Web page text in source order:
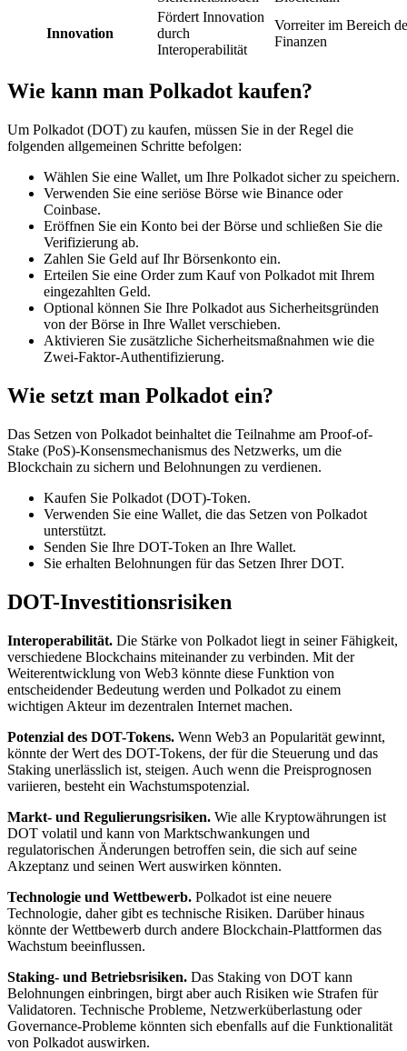
Innovation
Fördert Innovation
durch
Interoperabilität
Vorreiter im Bereich
Finanzen
Wie kann man Polkadot kaufen?
Um Polkadot (DOT) zu kaufen, müssen Sie in der Regel die
folgenden allgemeinen Schritte befolgen:
Wählen Sie eine Wallet, um Ihre Polkadot sicher zu speichern.
Verwenden Sie eine seriöse Börse wie Binance oder
Coinbase.
Eröffnen Sie ein Konto bei der Börse und schließen Sie die
Verifizierung ab.
Zahlen Sie Geld auf Ihr Börsenkonto ein.
Erteilen Sie eine Order zum Kauf von Polkadot mit Ihrem
eingezahlten Geld.
Optional können Sie Ihre Polkadot aus Sicherheitsgründen
von der Börse in Ihre Wallet verschieben.
Aktivieren Sie zusätzliche Sicherheitsmaßnahmen wie die
Zwei-Faktor-Authentifizierung.
Wie setzt man Polkadot ein?
Das Setzen von Polkadot beinhaltet die Teilnahme am Proof-of-
Stake (PoS)-Konsensmechanismus des Netzwerks, um die
Blockchain zu sichern und Belohnungen zu verdienen.
Kaufen Sie Polkadot (DOT)-Token.
Verwenden Sie eine Wallet, die das Setzen von Polkadot
unterstützt.
Senden Sie Ihre DOT-Token an Ihre Wallet.
Sie erhalten Belohnungen für das Setzen Ihrer DOT.
DOT-Investitionsrisiken
Interoperabilität. Die Stärke von Polkadot liegt in seiner Fähigkeit,
verschiedene Blockchains miteinander zu verbinden. Mit der
Weiterentwicklung von Web3 könnte diese Funktion von
entscheidender Bedeutung werden und Polkadot zu einem
wichtigen Akteur im dezentralen Internet machen.
Potenzial des DOT-Tokens. Wenn Web3 an Popularität gewinnt,
könnte der Wert des DOT-Tokens, der für die Steuerung und das
Staking unerlässlich ist, steigen. Auch wenn die Preisprognosen
variieren, besteht ein Wachstumspotenzial.
Markt- und Regulierungsrisiken. Wie alle Kryptowährungen ist
DOT volatil und kann von Marktschwankungen und
regulatorischen Änderungen betroffen sein, die sich auf seine
Akzeptanz und seinen Wert auswirken könnten.
Technologie und Wettbewerb. Polkadot ist eine neuere
Technologie, daher gibt es technische Risiken. Darüber hinaus
könnte der Wettbewerb durch andere Blockchain-Plattformen das
Wachstum beeinflussen.
Staking- und Betriebsrisiken. Das Staking von DOT kann
Belohnungen einbringen, birgt aber auch Risiken wie Strafen für
Validatoren. Technische Probleme, Netzwerküberlastung oder
Governance-Probleme könnten sich ebenfalls auf die Funktionalität
von Polkadot auswirken.